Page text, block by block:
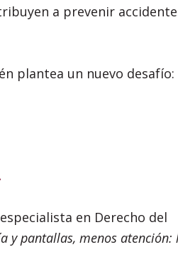
a prevenir
plantea un nuevo desafío:
en Derecho del
y pantallas, menos atención: